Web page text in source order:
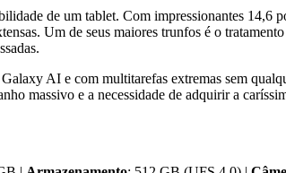
de um tablet. Com impressionantes 14,6
Um de seus maiores trunfos é o
AI e com multitarefas extremas sem
massivo e a necessidade de adquirir a